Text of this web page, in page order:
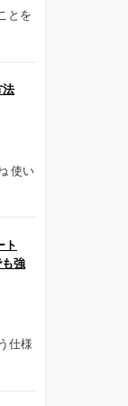
とを
法
使い
ト
も強
仕様